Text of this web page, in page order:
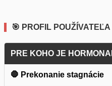
🎯 PROFIL POUŽÍVATEĽA
PRE KOHO JE
🛑 Prekonanie stagnácie